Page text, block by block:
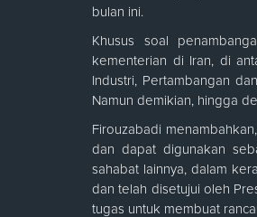
bulan ini.
Khusus soal
kementerian di Iran, di
Industri, Pertambangan
Namun demikian, hingga
Firouzabadi
dan dapat digunakan
sahabat lainnya, dalam
dan telah disetujui oleh
tugas untuk membuat